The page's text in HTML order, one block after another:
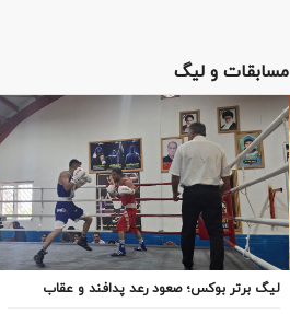
مسابقات و لیگ
لیگ برتر بوکس؛ صعود رعد پدافند و عقاب